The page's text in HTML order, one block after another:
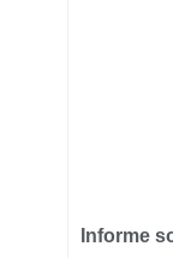
Informe